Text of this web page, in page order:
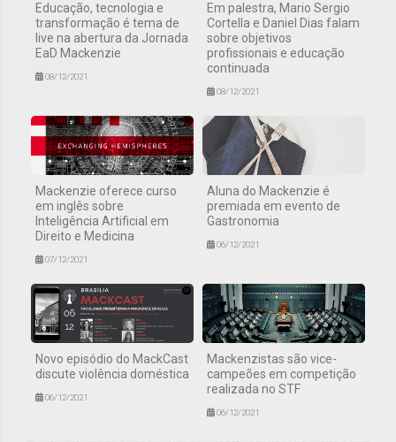
Educação, tecnologia e
transformação é tema de
live na abertura da Jornada
EaD Mackenzie
08/12/2021
Em palestra, Mario Sergio
Cortella e Daniel Dias falam
sobre objetivos
profissionais e educação
continuada
08/12/2021
Mackenzie oferece curso
em inglês sobre
Inteligência Artificial em
Direito e Medicina
07/12/2021
Aluna do Mackenzie é
premiada em evento de
Gastronomia
06/12/2021
Novo episódio do MackCast
discute violência doméstica
06/12/2021
Mackenzistas são vice-
campeões em competição
realizada no STF
06/12/2021